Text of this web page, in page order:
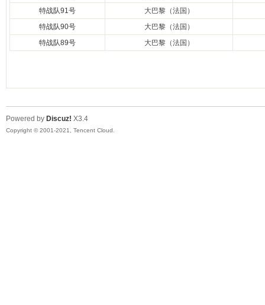
特战队91号
大巴黎（法国）
特战队90号
大巴黎（法国）
特战队89号
大巴黎（法国）
Powered by Discuz! X3.4
Copyright © 2001-2021, Tencent Cloud.